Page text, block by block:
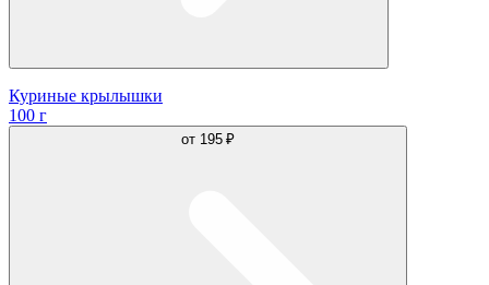
Куриные крылышки
100 г
от 195 ₽